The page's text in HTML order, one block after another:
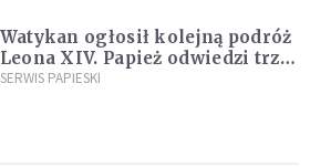
Watykan ogłosił kolejną podróż
Leona XIV. Papież odwiedzi trzy
kraje Ameryki Południowej
SERWIS PAPIESKI